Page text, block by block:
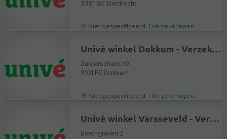
3361 BK Sliedrecht
Niet gespecificeerd |Verzekeringen
Univé winkel Dokkum - Verzekeringen en Hypotheekadvies
Zuiderschans 10
9101 PZ Dokkum
Niet gespecificeerd |Verzekeringen
Univé winkel Varsseveld - Verzekeringen en Hypotheekadvies
Borchgraven 2